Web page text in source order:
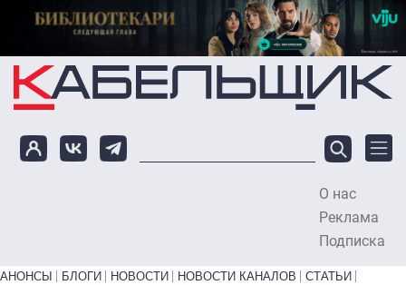
Перейти к основному содержанию
О нас
Реклама
Подписка
Primary links bottom
АНОНСЫ БЛОГИ НОВОСТИ НОВОСТИ КАНАЛОВ
СТАТЬИ